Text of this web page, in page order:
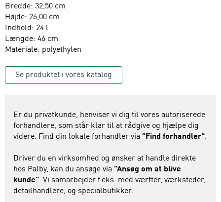
Bredde: 32,50 cm
Højde: 26,00 cm
Indhold: 24 l
Længde: 46 cm
Materiale: polyethylen
Se produktet i vores katalog
Er du privatkunde, henviser vi dig til vores autoriserede
forhandlere, som står klar til at rådgive og hjælpe dig
videre. Find din lokale forhandler via "Find forhandler".
Driver du en virksomhed og ønsker at handle direkte
hos Palby, kan du ansøge via "Ansøg om at blive
kunde". Vi samarbejder f.eks. med værfter, værksteder,
detailhandlere, og specialbutikker.